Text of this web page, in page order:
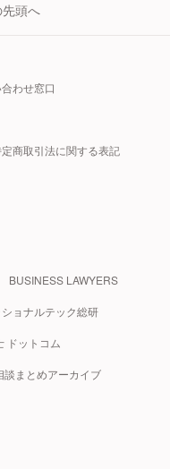
頭へ
わせ窓口
商取引法に関する表記
BUSINESS LAWYERS
ョナルテック総研
ドットコム
談まとめアーカイブ